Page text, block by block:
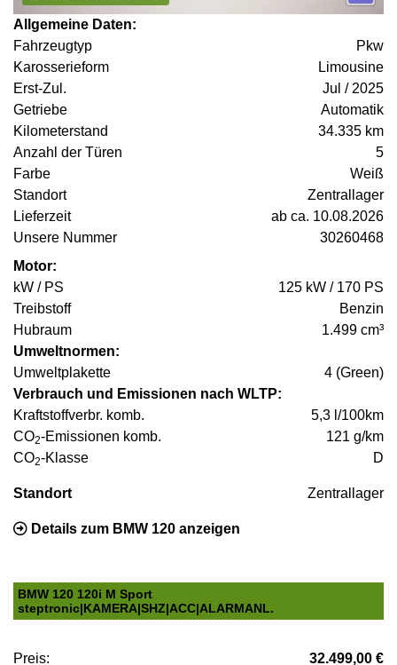
Allgemeine Daten:
Fahrzeugtyp
Pkw
Karosserieform
Limousine
Erst-Zul.
Jul / 2025
Getriebe
Automatik
Kilometerstand
34.335 km
Anzahl der Türen
5
Farbe
Weiß
Standort
Zentrallager
Lieferzeit
ab ca. 10.08.2026
Unsere Nummer
30260468
Motor:
kW / PS
125 kW / 170 PS
Treibstoff
Benzin
Hubraum
1.499 cm³
Umweltnormen:
Umweltplakette
4 (Green)
Verbrauch und Emissionen nach WLTP:
Kraftstoffverbr. komb.
5,3 l/100km
CO2-Emissionen komb.
121 g/km
CO2-Klasse D
Standort Zentrallager
Details zum BMW 120 anzeigen
BMW 120 120i M Sport
steptronic|KAMERA|SHZ|ACC|ALARMANL.
Preis:
32.499,00 €